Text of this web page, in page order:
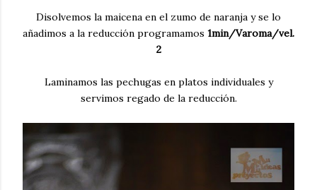
Disolvemos la maicena en el zumo de naranja y se lo
añadimos a la reducción programamos 1min/Varoma/vel.
2
Laminamos las pechugas en platos individuales y
servimos regado de la reducción.